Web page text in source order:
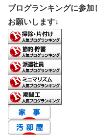
ブログランキングに参
お願いします↓